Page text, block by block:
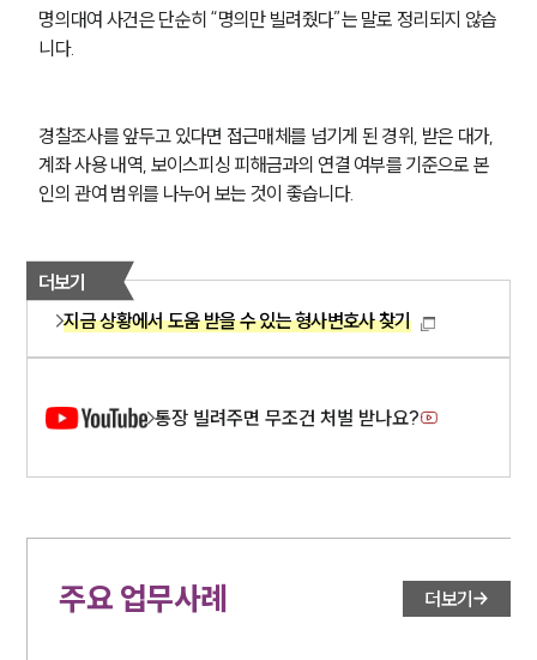
명의대여 사건은 단순히 “명의만 빌려줬다”는 말로 정리되지 않습
니다.
경찰조사를 앞두고 있다면 접근매체를 넘기게 된 경위, 받은 대가,
계좌 사용 내역, 보이스피싱 피해금과의 연결 여부를 기준으로 본
인의 관여 범위를 나누어 보는 것이 좋습니다.
더보기
지금 상황에서 도움 받을 수 있는 형사변호사 찾기
통장 빌려주면 무조건 처벌 받나요?
주요 업무사례 더보기